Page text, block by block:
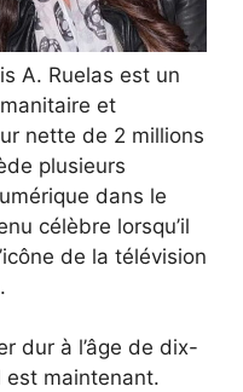
A. Ruelas est un
et
nette de 2 millions
plusieurs
dans le
célèbre lorsqu’il
de la télévision
dur à l’âge de dix-
est maintenant.